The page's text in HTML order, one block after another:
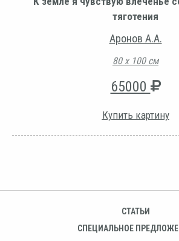
тяготения
Аронов А.А.
80 х 100 см
65000
Купить картину
СТАТЬИ
СПЕЦИАЛЬНОЕ